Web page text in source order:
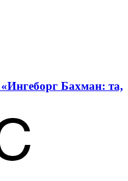
Бахман: та,